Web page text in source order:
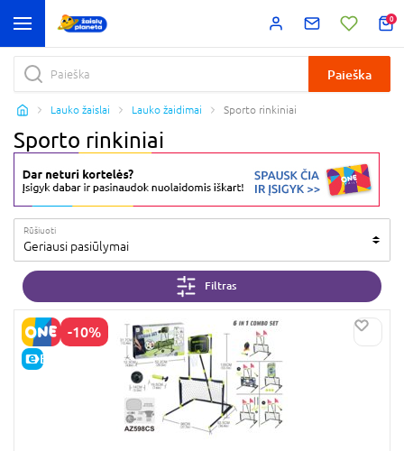
0
Paieška
Lauko žaislai Lauko žaidimai Sporto rinkiniai
Sporto rinkiniai
Rūšiuoti
Geriausi pasiūlymai
Filtras
-10%
E-KAINA